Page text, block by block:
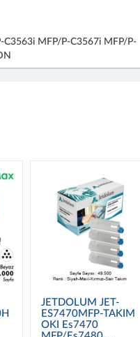
C3563i MFP/P-C3567i MFP/P-
JETDOLUM JET-
ES7470MFP-TAKIM
OKI Es7470